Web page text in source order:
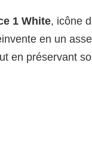
1 White, icône
en un
en préservant